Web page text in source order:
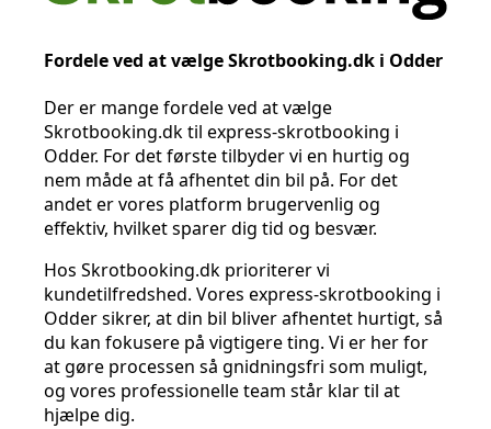
Fordele ved at vælge Skrotbooking.dk i Odder
Der er mange fordele ved at vælge
Skrotbooking.dk til express-skrotbooking i
Odder. For det første tilbyder vi en hurtig og
nem måde at få afhentet din bil på. For det
andet er vores platform brugervenlig og
effektiv, hvilket sparer dig tid og besvær.
Hos Skrotbooking.dk prioriterer vi
kundetilfredshed. Vores express-skrotbooking i
Odder sikrer, at din bil bliver afhentet hurtigt, så
du kan fokusere på vigtigere ting. Vi er her for
at gøre processen så gnidningsfri som muligt,
og vores professionelle team står klar til at
hjælpe dig.